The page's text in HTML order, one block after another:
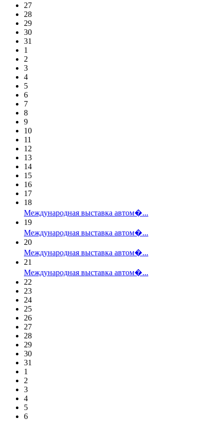
27
28
29
30
31
1
2
3
4
5
6
7
8
9
10
11
12
13
14
15
16
17
18
Международная выставка автом�...
19
Международная выставка автом�...
20
Международная выставка автом�...
21
Международная выставка автом�...
22
23
24
25
26
27
28
29
30
31
1
2
3
4
5
6